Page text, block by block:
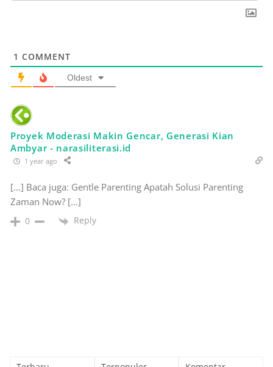
1 COMMENT
Oldest
Proyek Moderasi Makin Gencar, Generasi Kian
Ambyar - narasiliterasi.id
1 year ago
[…] Baca juga: Gentle Parenting Apatah Solusi Parenting
Zaman Now? […]
0 Reply